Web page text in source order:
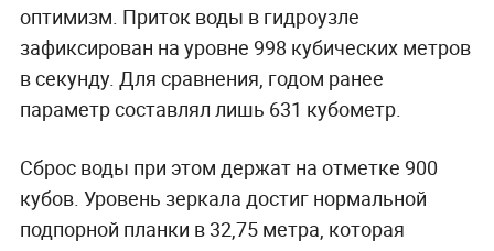
оптимизм. Приток воды в гидроузле
зафиксирован на уровне 998 кубических метров
в секунду. Для сравнения, годом ранее
параметр составлял лишь 631 кубометр.
Сброс воды при этом держат на отметке 900
кубов. Уровень зеркала достиг нормальной
подпорной планки в 32,75 метра, которая